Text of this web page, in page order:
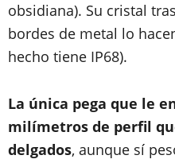
obsidiana). Su cristal
bordes de metal lo
hecho tiene IP68).
La única pega que le
milímetros de perfil
delgados, aunque sí